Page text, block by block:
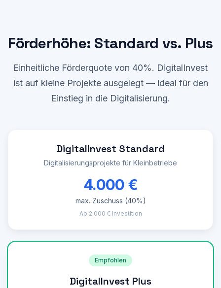
Förderhöhe: Standard vs. Plus
Einheitliche Förderquote von 40%. DigitalInvest
ist auf kleine Projekte ausgelegt — ideal für den
Einstieg in die Digitalisierung.
DigitalInvest Standard
Digitalisierungsprojekte für Kleinbetriebe
4.000 €
max. Zuschuss (40%)
Ab 2.000 € Investition
Empfohlen
DigitalInvest Plus